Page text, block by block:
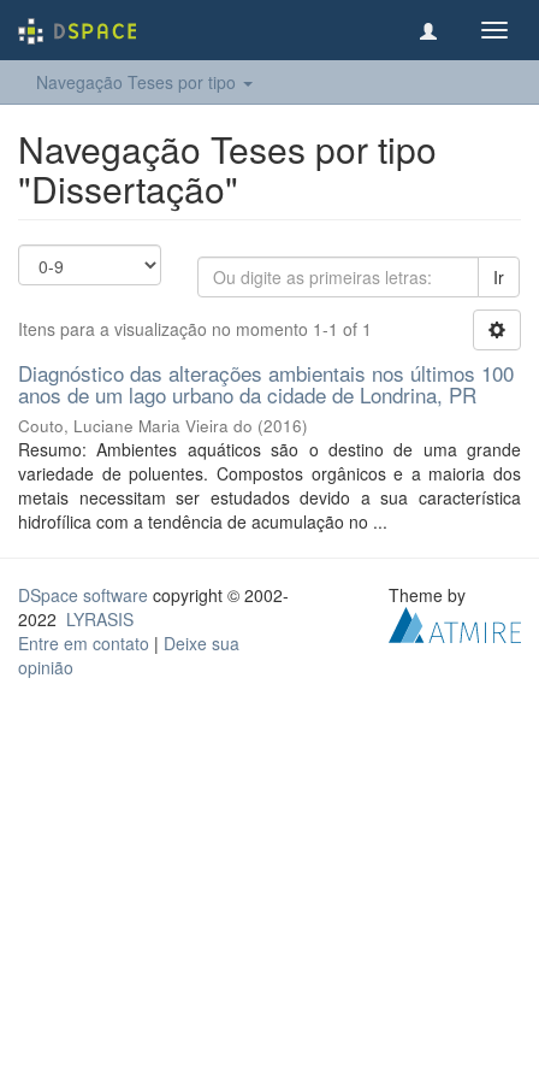
Navegação Teses por tipo
Navegação Teses por tipo
"Dissertação"
Ir
Itens para a visualização no momento 1-1 of 1
Diagnóstico das alterações ambientais nos últimos 100
anos de um lago urbano da cidade de Londrina, PR
Couto, Luciane Maria Vieira do (2016)
Resumo: Ambientes aquáticos são o destino de uma grande
variedade de poluentes. Compostos orgânicos e a maioria dos
metais necessitam ser estudados devido a sua característica
hidrofílica com a tendência de acumulação no ...
DSpace software copyright © 2002-
2022 LYRASIS
Entre em contato | Deixe sua
opinião
Theme by